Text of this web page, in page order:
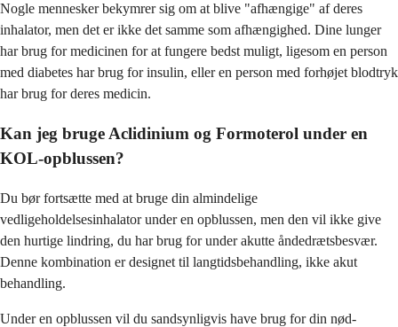
Nogle mennesker bekymrer sig om at blive "afhængige" af deres
inhalator, men det er ikke det samme som afhængighed. Dine lunger
har brug for medicinen for at fungere bedst muligt, ligesom en person
med diabetes har brug for insulin, eller en person med forhøjet blodtryk
har brug for deres medicin.
Kan jeg bruge Aclidinium og Formoterol under en
KOL-opblussen?
Du bør fortsætte med at bruge din almindelige
vedligeholdelsesinhalator under en opblussen, men den vil ikke give
den hurtige lindring, du har brug for under akutte åndedrætsbesvær.
Denne kombination er designet til langtidsbehandling, ikke akut
behandling.
Under en opblussen vil du sandsynligvis have brug for din nød-